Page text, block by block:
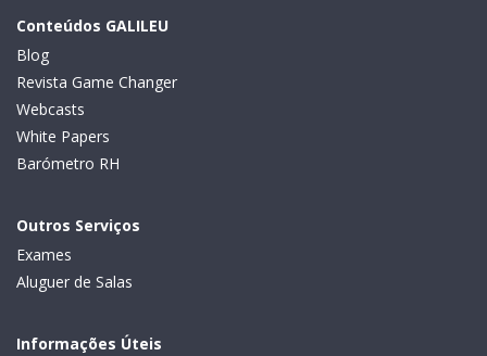
Conteúdos GALILEU
Blog
Revista Game Changer
Webcasts
White Papers
Barómetro RH
Outros Serviços
Exames
Aluguer de Salas
Informações Úteis